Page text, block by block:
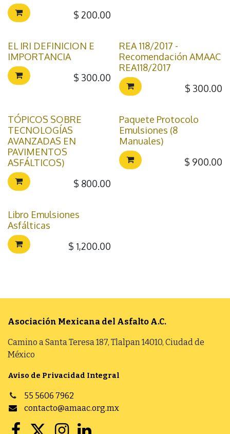
$ 200.00
EL IRI DEFINICION E
IMPORTANCIA
$ 300.00
REA 118/2017 -
Recomendación AMAAC
REA118/2017
$ 300.00
TÓPICOS SOBRE
TECNOLOGÍAS
AVANZADAS EN
PAVIMENTOS
ASFÁLTICOS)
$ 800.00
Paquete Protocolo
Emulsiones (8
Manuales)
$ 900.00
Libro Emulsiones
Asfálticas
$ 1,200.00
Asociación Mexicana del Asfalto A.C.
Camino a Santa Teresa 187, Tlalpan 14010, Ciudad de
México
Aviso de Privacidad Integral
55 5606 7962
contacto@amaac.org.mx